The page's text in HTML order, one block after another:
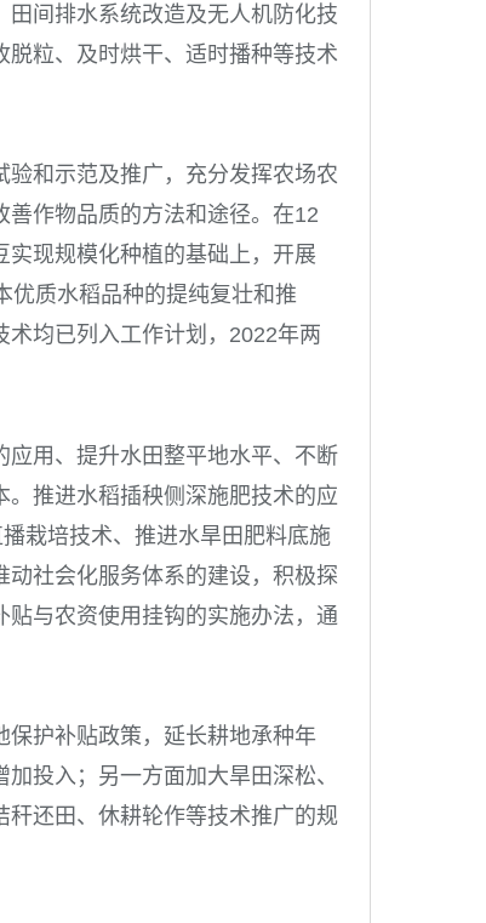
间排水系统改造及无人机防化技
粒、及时烘干、适时播种等技术
和示范及推广，充分发挥农场农
作物品质的方法和途径。在12
现规模化种植的基础上，开展
优质水稻品种的提纯复壮和推
均已列入工作计划， 2022年两
用、提升水田整平地水平、不断
推进水稻插秧侧深施肥技术的应
栽培技术、推进水旱田肥料底施
社会化服务体系的建设，积极探
与农资使用挂钩的实施办法，通
保护补贴政策，延长耕地承种年
投入；另一方面加大旱田深松、
还田、休耕轮作等技术推广的规